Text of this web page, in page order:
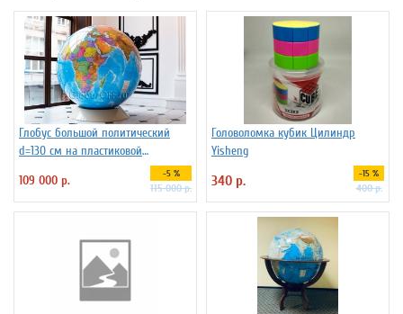
Глобус большой политический
d=130 см на пластиковой
109 000 р. -5 %
115 000 р.
Головоломка кубик Цилиндр
Yisheng
340 р. -15 %
400 р.